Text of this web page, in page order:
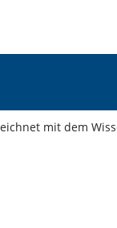
mit dem